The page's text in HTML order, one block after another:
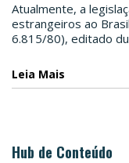
Atualmente, a
estrangeiros ao
6.815/80), editado
Leia Mais
Hub de Conteúdo